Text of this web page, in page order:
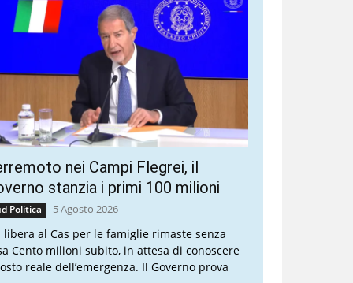
nei Campi Flegrei, il
stanzia i primi 100 milioni
Politica 5 Agosto 2026
libera al Cas per le famiglie rimaste senza
Cento milioni subito, in attesa di conoscere
reale dell’emergenza. Il Governo prova